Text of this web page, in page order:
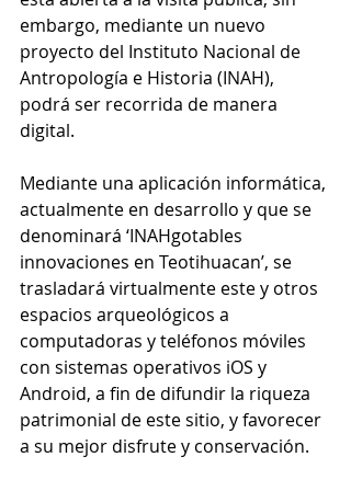
embargo, mediante un nuevo
proyecto del Instituto Nacional de
Antropología e Historia (INAH),
podrá ser recorrida de manera
digital.
Mediante una aplicación informática,
actualmente en desarrollo y que se
denominará ‘INAHgotables
innovaciones en Teotihuacan’, se
trasladará virtualmente este y otros
espacios arqueológicos a
computadoras y teléfonos móviles
con sistemas operativos iOS y
Android, a fin de difundir la riqueza
patrimonial de este sitio, y favorecer
a su mejor disfrute y conservación.